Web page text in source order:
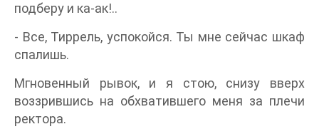
подберу и ка-ак!..
- Все, Тиррель, успокойся. Ты мне сейчас шкаф
спалишь.
Мгновенный рывок, и я стою, снизу вверх
воззрившись на обхватившего меня за плечи
ректора.